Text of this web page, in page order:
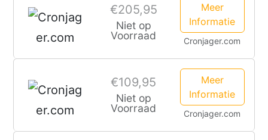
€205,95
Niet op
Voorraad
Meer
Informatie
Cronjager.com
€109,95
Niet op
Voorraad
Meer
Informatie
Cronjager.com